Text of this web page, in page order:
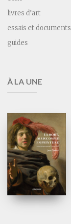
livres d’art
essais et documents
guides
À LA UNE